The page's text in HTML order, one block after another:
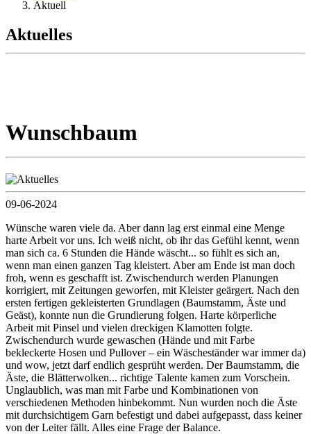
Aktuell
Aktuelles
Wunschbaum
09-06-2024
Wünsche waren viele da. Aber dann lag erst einmal eine Menge
harte Arbeit vor uns. Ich weiß nicht, ob ihr das Gefühl kennt, wenn
man sich ca. 6 Stunden die Hände wäscht... so fühlt es sich an,
wenn man einen ganzen Tag kleistert. Aber am Ende ist man doch
froh, wenn es geschafft ist. Zwischendurch werden Planungen
korrigiert, mit Zeitungen geworfen, mit Kleister geärgert. Nach den
ersten fertigen gekleisterten Grundlagen (Baumstamm, Äste und
Geäst), konnte nun die Grundierung folgen. Harte körperliche
Arbeit mit Pinsel und vielen dreckigen Klamotten folgte.
Zwischendurch wurde gewaschen (Hände und mit Farbe
bekleckerte Hosen und Pullover – ein Wäscheständer war immer da)
und wow, jetzt darf endlich gesprüht werden. Der Baumstamm, die
Äste, die Blätterwolken... richtige Talente kamen zum Vorschein.
Unglaublich, was man mit Farbe und Kombinationen von
verschiedenen Methoden hinbekommt. Nun wurden noch die Äste
mit durchsichtigem Garn befestigt und dabei aufgepasst, dass keiner
von der Leiter fällt. Alles eine Frage der Balance.